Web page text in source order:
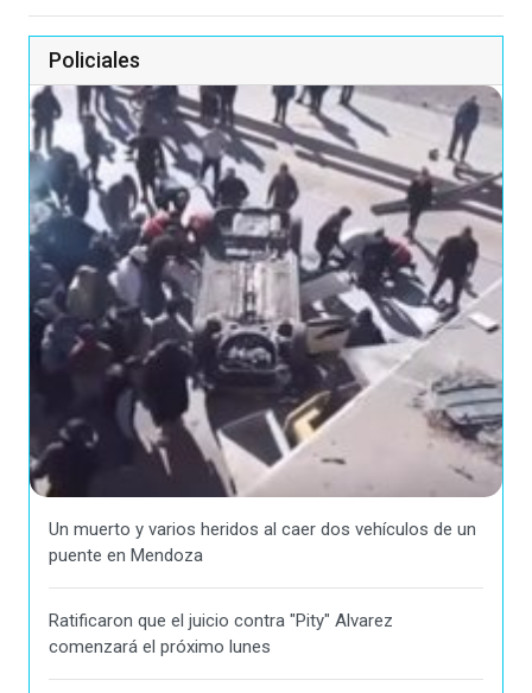
Policiales
Un muerto y varios heridos al caer dos vehículos de un
puente en Mendoza
Ratificaron que el juicio contra "Pity" Alvarez
comenzará el próximo lunes